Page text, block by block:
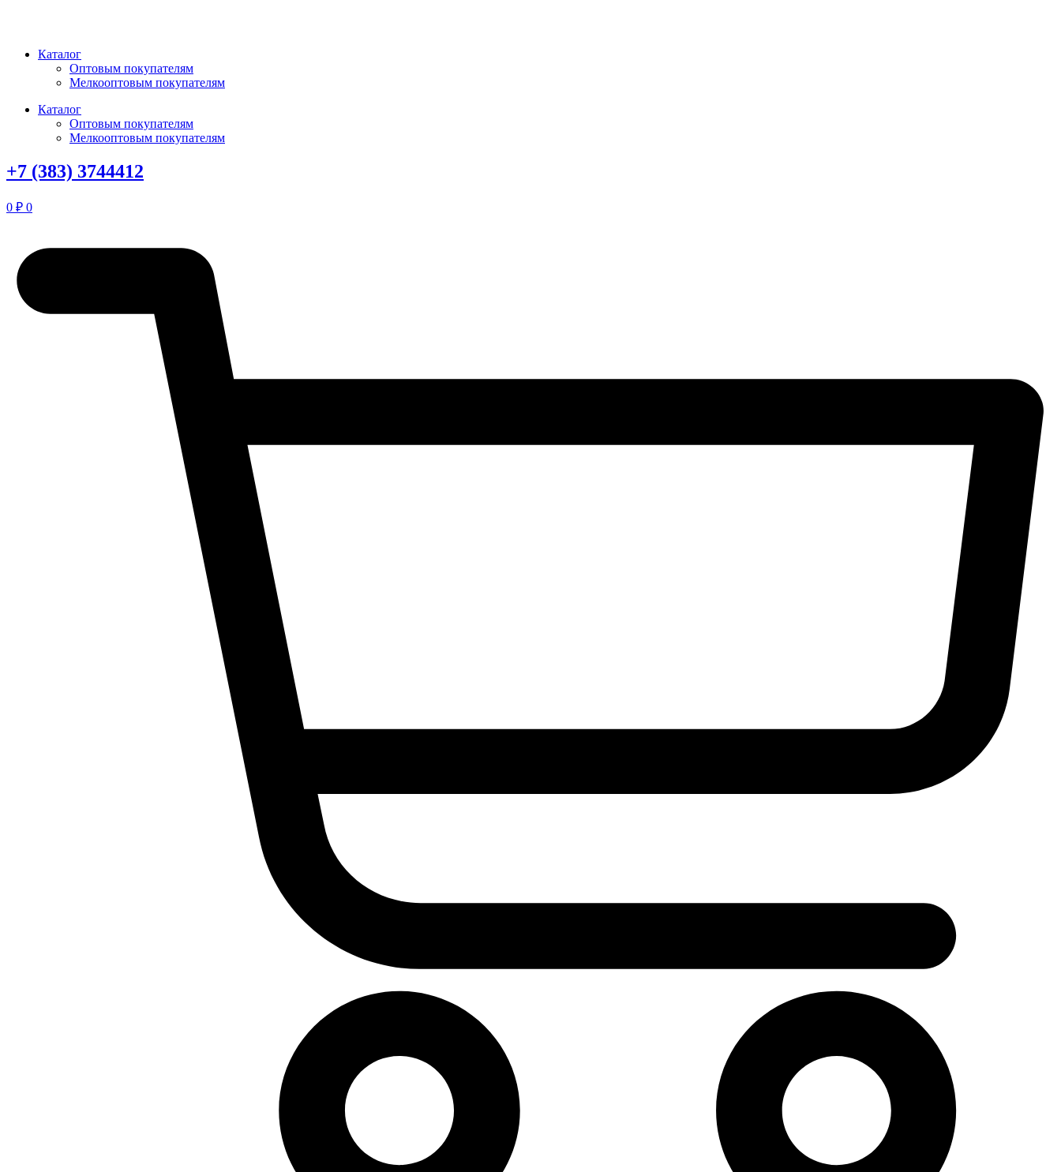
Каталог
Оптовым покупателям
Мелкооптовым покупателям
Каталог
Оптовым покупателям
Мелкооптовым покупателям
+7 (383) 3744412
0 ₽ 0